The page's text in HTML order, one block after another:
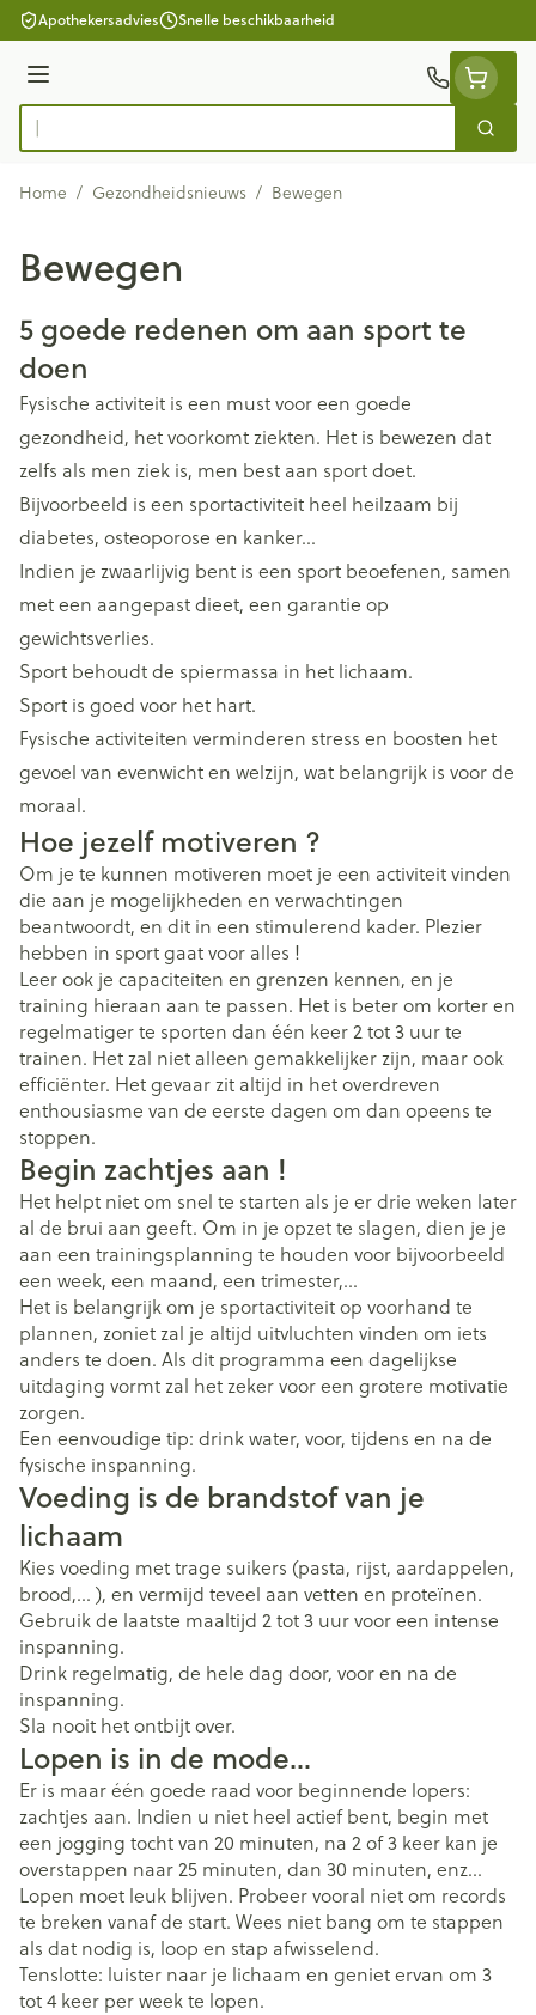
Ga naar de inhoud
Apothekersadvies Snelle beschikbaarheid
Menu
Product, merk, categorie...
Zoek
Home / Gezondheidsnieuws / Bewegen
Bewegen
5 goede redenen om aan sport te
doen
Fysische activiteit is een must voor een goede
gezondheid, het voorkomt ziekten. Het is bewezen dat
zelfs als men ziek is, men best aan sport doet.
Bijvoorbeeld is een sportactiviteit heel heilzaam bij
diabetes, osteoporose en kanker…
Indien je zwaarlijvig bent is een sport beoefenen, samen
met een aangepast dieet, een garantie op
gewichtsverlies.
Sport behoudt de spiermassa in het lichaam.
Sport is goed voor het hart.
Fysische activiteiten verminderen stress en boosten het
gevoel van evenwicht en welzijn, wat belangrijk is voor de
moraal.
Hoe jezelf motiveren ?
Om je te kunnen motiveren moet je een activiteit vinden
die aan je mogelijkheden en verwachtingen
beantwoordt, en dit in een stimulerend kader. Plezier
hebben in sport gaat voor alles !
Leer ook je capaciteiten en grenzen kennen, en je
training hieraan aan te passen. Het is beter om korter en
regelmatiger te sporten dan één keer 2 tot 3 uur te
trainen. Het zal niet alleen gemakkelijker zijn, maar ook
efficiënter. Het gevaar zit altijd in het overdreven
enthousiasme van de eerste dagen om dan opeens te
stoppen.
Begin zachtjes aan !
Het helpt niet om snel te starten als je er drie weken later
al de brui aan geeft. Om in je opzet te slagen, dien je je
aan een trainingsplanning te houden voor bijvoorbeeld
een week, een maand, een trimester,...
Het is belangrijk om je sportactiviteit op voorhand te
plannen, zoniet zal je altijd uitvluchten vinden om iets
anders te doen. Als dit programma een dagelijkse
uitdaging vormt zal het zeker voor een grotere motivatie
zorgen.
Een eenvoudige tip: drink water, voor, tijdens en na de
fysische inspanning.
Voeding is de brandstof van je
lichaam
Kies voeding met trage suikers (pasta, rijst, aardappelen,
brood,… ), en vermijd teveel aan vetten en proteïnen.
Gebruik de laatste maaltijd 2 tot 3 uur voor een intense
inspanning.
Drink regelmatig, de hele dag door, voor en na de
inspanning.
Sla nooit het ontbijt over.
Lopen is in de mode…
Er is maar één goede raad voor beginnende lopers:
zachtjes aan. Indien u niet heel actief bent, begin met
een jogging tocht van 20 minuten, na 2 of 3 keer kan je
overstappen naar 25 minuten, dan 30 minuten, enz…
Lopen moet leuk blijven. Probeer vooral niet om records
te breken vanaf de start. Wees niet bang om te stappen
als dat nodig is, loop en stap afwisselend.
Tenslotte: luister naar je lichaam en geniet ervan om 3
tot 4 keer per week te lopen.